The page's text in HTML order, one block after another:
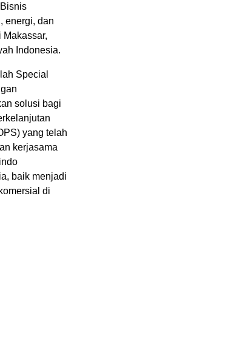
energi, dan
Indonesia.
Special
solusi bagi
yang telah
kerjasama
baik menjadi
di